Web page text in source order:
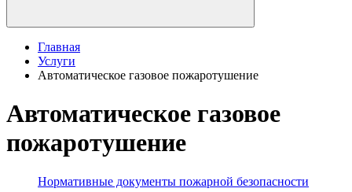
Главная
Услуги
Автоматическое газовое пожаротушение
Автоматическое газовое
пожаротушение
Нормативные документы пожарной безопасности